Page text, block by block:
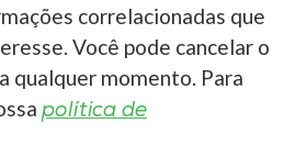
correlacionadas que
Você pode cancelar o
qualquer momento. Para
política de